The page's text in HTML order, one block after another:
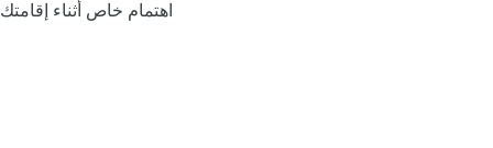
اهتمام خاص أثناء إقامتك